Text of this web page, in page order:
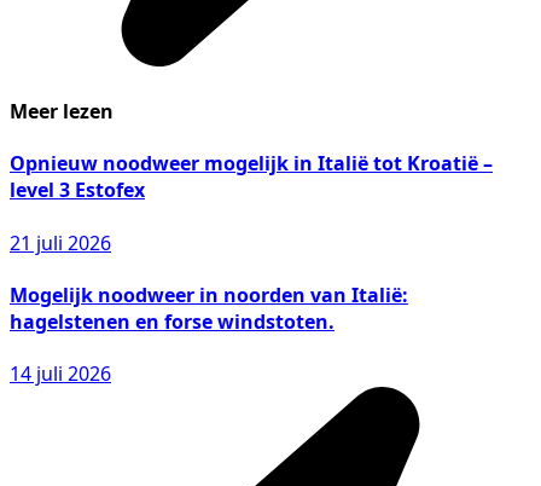
Meer lezen
Opnieuw noodweer mogelijk in Italië tot Kroatië –
level 3 Estofex
21 juli 2026
Mogelijk noodweer in noorden van Italië:
hagelstenen en forse windstoten.
14 juli 2026